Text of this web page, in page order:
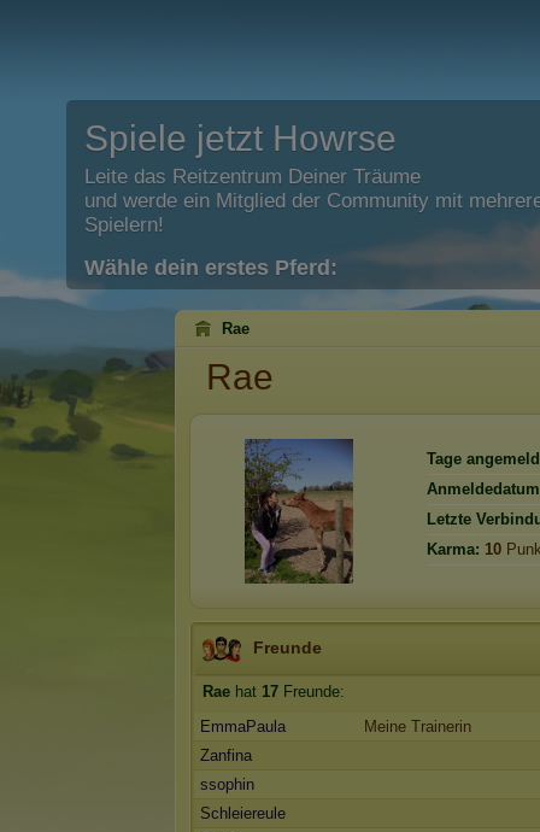
Spiele jetzt Howrse
Leite das Reitzentrum Deiner Träume
und werde ein Mitglied der Community mit
Spielern!
Wähle dein erstes Pferd:
Rae
Rae
Tage
Letzte
Karma: 10
Freunde
Rae hat 17 Freunde:
EmmaPaula
Meine Trainerin
Zanfina
ssophin
Schleiereule